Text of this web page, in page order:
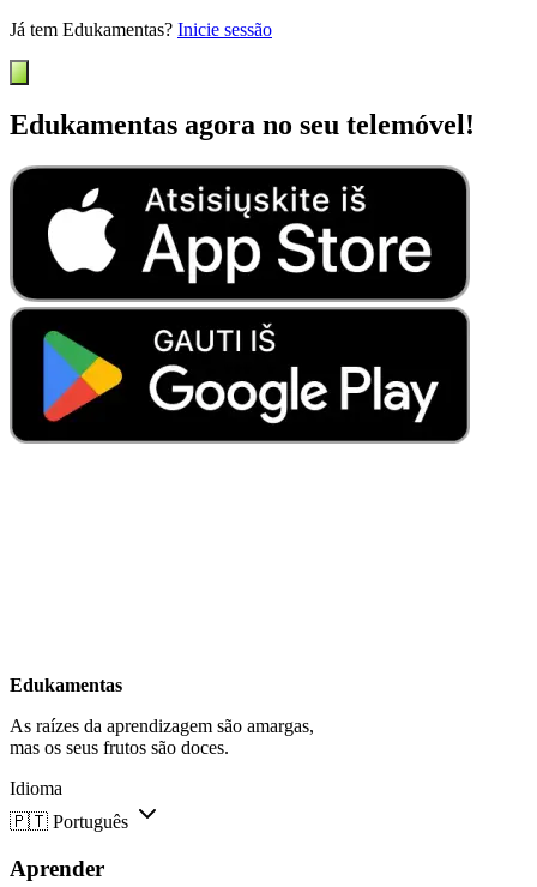
Já tem Edukamentas? Inicie sessão
Edukamentas agora no seu telemóvel!
Edukamentas
As raízes da aprendizagem são amargas,
mas os seus frutos são doces.
Idioma
🇵🇹 Português
Aprender